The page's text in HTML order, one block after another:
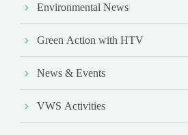
Environmental News
Green Action with HTV
News & Events
VWS Activities